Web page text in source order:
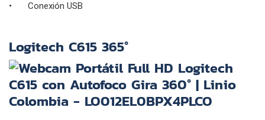
• Conexión USB
Logitech C615 365°